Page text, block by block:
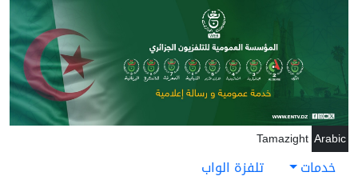
تجاوز إلى المحتوى الرئيسي
Arabic
Tamazight
خدمات تلفزة الواب